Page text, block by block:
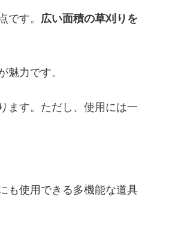
です。 広い面積の草刈りを
魅力です。
ます。ただし、使用には一
も使用できる多機能な道具